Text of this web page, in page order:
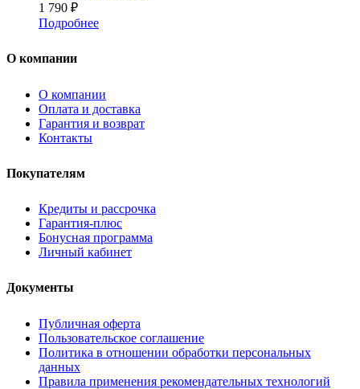
1 790 ₽
Подробнее
О компании
О компании
Оплата и доставка
Гарантия и возврат
Контакты
Покупателям
Кредиты и рассрочка
Гарантия-плюс
Бонусная программа
Личный кабинет
Документы
Публичная оферта
Пользовательское соглашение
Политика в отношении обработки персональных
данных
Правила применения рекомендательных технологий